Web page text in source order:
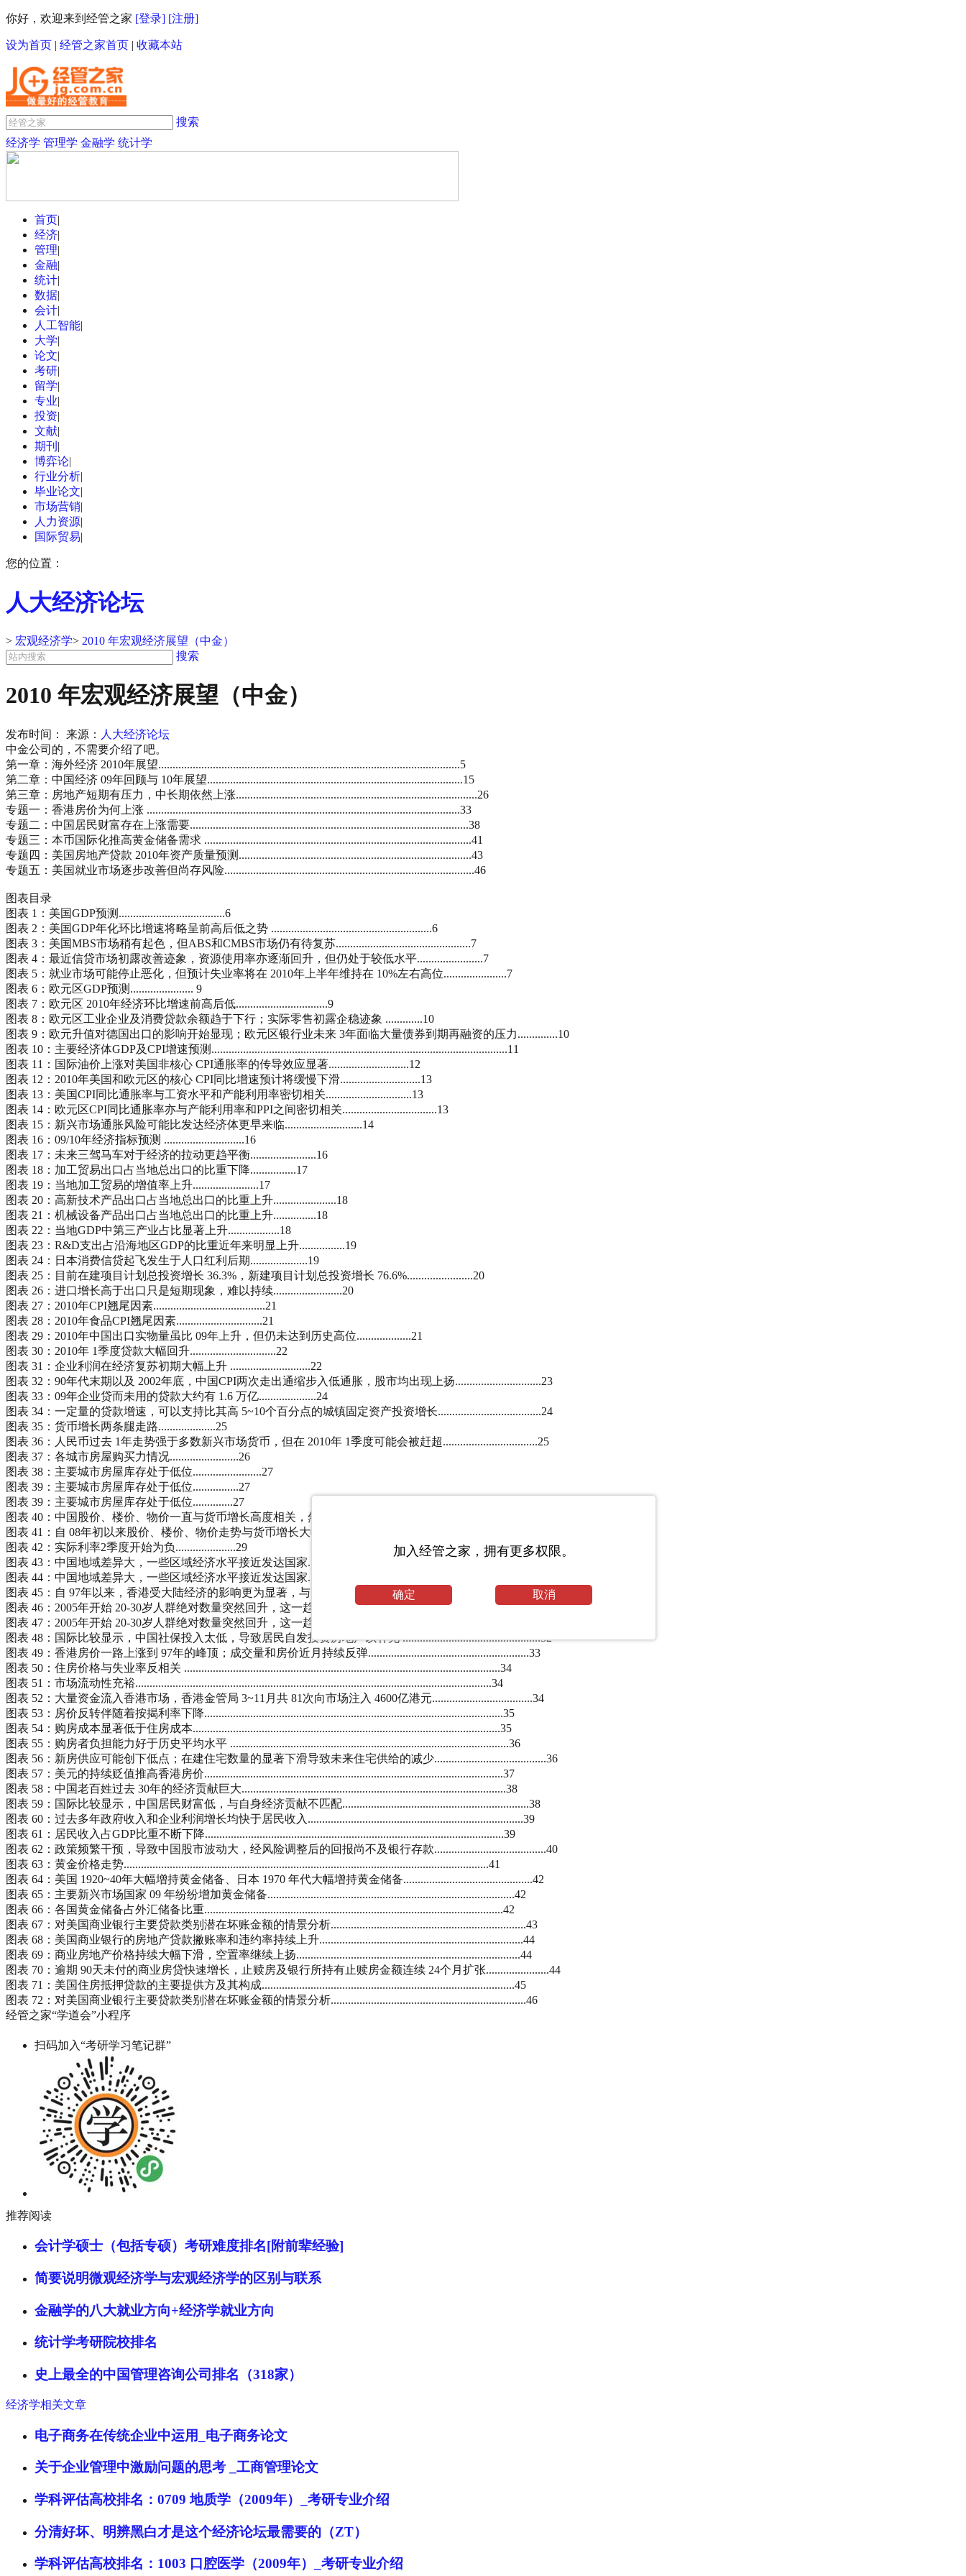
你好，欢迎来到经管之家 [登录] [注册]
设为首页 | 经管之家首页 | 收藏本站
搜索
经济学 管理学 金融学 统计学
首页|
经济|
管理|
金融|
统计|
数据|
会计|
人工智能|
大学|
论文|
考研|
留学|
专业|
投资|
文献|
期刊 |
博弈论|
行业分析|
毕业论文|
市场营销|
人力资源|
国际贸易|
您的位置：
人大经济论坛
> 宏观经济学> 2010 年宏观经济展望（中金）
搜索
2010 年宏观经济展望（中金）
发布时间： 来源： 人大经济论坛
中金公司的，不需要介绍了吧。
第一章：海外经济 2010年展望.........................................................................................................5
第二章：中国经济 09年回顾与 10年展望.........................................................................................15
第三章：房地产短期有压力，中长期依然上涨....................................................................................26
专题一：香港房价为何上涨 .............................................................................................................33
专题二：中国居民财富存在上涨需要.................................................................................................38
专题三：本币国际化推高黄金储备需求 .............................................................................................41
专题四：美国房地产贷款 2010年资产质量预测.................................................................................43
专题五：美国就业市场逐步改善但尚存风险.......................................................................................46
图表目录
图表 1：美国GDP预测.....................................6
图表 2：美国GDP年化环比增速将略呈前高后低之势 ........................................................6
图表 3：美国MBS市场稍有起色，但ABS和CMBS市场仍有待复苏...............................................7
图表 4：最近信贷市场初露改善迹象，资源使用率亦逐渐回升，但仍处于较低水平.......................7
图表 5：就业市场可能停止恶化，但预计失业率将在 2010年上半年维持在 10%左右高位......................7
图表 6：欧元区GDP预测...................... 9
图表 7：欧元区 2010年经济环比增速前高后低................................9
图表 8：欧元区工业企业及消费贷款余额趋于下行；实际零售初露企稳迹象 .............10
图表 9：欧元升值对德国出口的影响开始显现；欧元区银行业未来 3年面临大量债券到期再融资的压力..............10
图表 10：主要经济体GDP及CPI增速预测.......................................................................................................11
图表 11：国际油价上涨对美国非核心 CPI通胀率的传导效应显著............................12
图表 12：2010年美国和欧元区的核心 CPI同比增速预计将缓慢下滑............................13
图表 13：美国CPI同比通胀率与工资水平和产能利用率密切相关..............................13
图表 14：欧元区CPI同比通胀率亦与产能利用率和PPI之间密切相关.................................13
图表 15：新兴市场通胀风险可能比发达经济体更早来临...........................14
图表 16：09/10年经济指标预测 ............................16
图表 17：未来三驾马车对于经济的拉动更趋平衡.......................16
图表 18：加工贸易出口占当地总出口的比重下降................17
图表 19：当地加工贸易的增值率上升.......................17
图表 20：高新技术产品出口占当地总出口的比重上升......................18
图表 21：机械设备产品出口占当地总出口的比重上升...............18
图表 22：当地GDP中第三产业占比显著上升..................18
图表 23：R&D支出占沿海地区GDP的比重近年来明显上升................19
图表 24：日本消费信贷起飞发生于人口红利后期....................19
图表 25：目前在建项目计划总投资增长 36.3%，新建项目计划总投资增长 76.6%.......................20
图表 26：进口增长高于出口只是短期现象，难以持续........................20
图表 27：2010年CPI翘尾因素.......................................21
图表 28：2010年食品CPI翘尾因素..............................21
图表 29：2010年中国出口实物量虽比 09年上升，但仍未达到历史高位...................21
图表 30：2010年 1季度贷款大幅回升..............................22
图表 31：企业利润在经济复苏初期大幅上升 ............................22
图表 32：90年代末期以及 2002年底，中国CPI两次走出通缩步入低通胀，股市均出现上扬..............................23
图表 33：09年企业贷而未用的贷款大约有 1.6 万亿....................24
图表 34：一定量的贷款增速，可以支持比其高 5~10个百分点的城镇固定资产投资增长....................................24
图表 35：货币增长两条腿走路....................25
图表 36：人民币过去 1年走势强于多数新兴市场货币，但在 2010年 1季度可能会被赶超.................................25
图表 37：各城市房屋购买力情况........................26
图表 38：主要城市房屋库存处于低位........................27
图表 39：主要城市房屋库存处于低位................27
图表 39：主要城市房屋库存处于低位..............27
图表 40：中国股价、楼价、物价一直与货币增长高度相关，然而最近一年多发生偏离.......................................28
图表 41：自 08年初以来股价、楼价、物价走势与货币增长大幅背离，未来有补涨需要.....................................28
图表 42：实际利率2季度开始为负.....................29
图表 43：中国地域差异大，一些区域经济水平接近发达国家..........................29
图表 44：中国地域差异大，一些区域经济水平接近发达国家..........................30
图表 45：自 97年以来，香港受大陆经济的影响更为显著，与美国的相关性下降 ..............................................30
图表 46：2005年开始 20-30岁人群绝对数量突然回升，这一趋势将持续到 2015年.........................................31
图表 47：2005年开始 20-30岁人群绝对数量突然回升，这一趋势将持续到 2015年.........................................31
图表 48：国际比较显示，中国社保投入太低，导致居民自发投资房地产以补充 ................................................32
图表 49：香港房价一路上涨到 97年的峰顶；成交量和房价近月持续反弹........................................................33
图表 50：住房价格与失业率反相关 ..............................................................................................................34
图表 51：市场流动性充裕............................................................................................................................34
图表 52：大量资金流入香港市场，香港金管局 3~11月共 81次向市场注入 4600亿港元...................................34
图表 53：房价反转伴随着按揭利率下降........................................................................................................35
图表 54：购房成本显著低于住房成本...........................................................................................................35
图表 55：购房者负担能力好于历史平均水平 .................................................................................................36
图表 56：新房供应可能创下低点；在建住宅数量的显著下滑导致未来住宅供给的减少.......................................36
图表 57：美元的持续贬值推高香港房价........................................................................................................37
图表 58：中国老百姓过去 30年的经济贡献巨大............................................................................................38
图表 59：国际比较显示，中国居民财富低，与自身经济贡献不匹配.................................................................38
图表 60：过去多年政府收入和企业利润增长均快于居民收入...........................................................................39
图表 61：居民收入占GDP比重不断下降........................................................................................................39
图表 62：政策频繁干预，导致中国股市波动大，经风险调整后的回报尚不及银行存款.......................................40
图表 63：黄金价格走势...............................................................................................................................41
图表 64：美国 1920~40年大幅增持黄金储备、日本 1970 年代大幅增持黄金储备.............................................42
图表 65：主要新兴市场国家 09 年纷纷增加黄金储备......................................................................................42
图表 66：各国黄金储备占外汇储备比重........................................................................................................42
图表 67：对美国商业银行主要贷款类别潜在坏账金额的情景分析....................................................................43
图表 68：美国商业银行的房地产贷款撇账率和违约率持续上升.......................................................................44
图表 69：商业房地产价格持续大幅下滑，空置率继续上扬..............................................................................44
图表 70：逾期 90天未付的商业房贷快速增长，止赎房及银行所持有止赎房金额连续 24个月扩张......................44
图表 71：美国住房抵押贷款的主要提供方及其构成........................................................................................45
图表 72：对美国商业银行主要贷款类别潜在坏账金额的情景分析....................................................................46
经管之家“学道会”小程序
扫码加入“考研学习笔记群”
推荐阅读
会计学硕士（包括专硕）考研难度排名[附前辈经验]
简要说明微观经济学与宏观经济学的区别与联系
金融学的八大就业方向+经济学就业方向
统计学考研院校排名
史上最全的中国管理咨询公司排名（318家）
经济学相关文章
电子商务在传统企业中运用_电子商务论文
关于企业管理中激励问题的思考 _工商管理论文
学科评估高校排名：0709 地质学（2009年）_考研专业介绍
分清好坏、明辨黑白才是这个经济论坛最需要的（ZT）
学科评估高校排名：1003 口腔医学（2009年）_考研专业介绍
加入经管之家，拥有更多权限。
确定 取消